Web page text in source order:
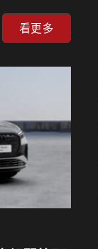
號召全台車
虹 Tesla 電
雲林二手玩
孩童帶來更
看更多